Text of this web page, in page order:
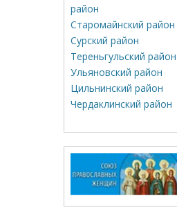
район
Старомайнский район
Сурский район
Тереньгульский район
Ульяновский район
Цильнинский район
Чердаклинский район